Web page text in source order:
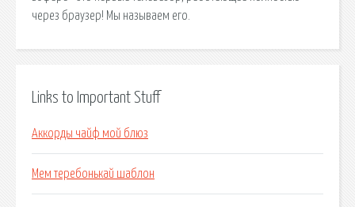
через браузер! Мы называем его.
Links to Important Stuff
Аккорды чайф мой блюз
Мем теребонькай шаблон